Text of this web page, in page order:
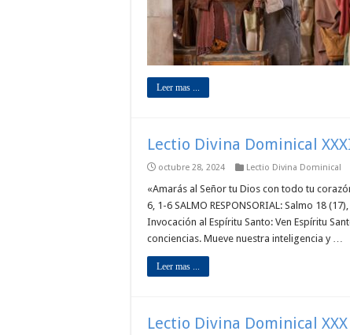
Leer mas ...
Lectio Divina Dominical
octubre 28, 2024 Lectio Divina Dominical
«Amarás al Señor tu Dios con todo tu
6, 1-6 SALMO RESPONSORIAL: Salmo 18
Invocación al Espíritu Santo: Ven Espíritu
conciencias. Mueve nuestra inteligencia y …
Leer mas ...
Lectio Divina Dominical